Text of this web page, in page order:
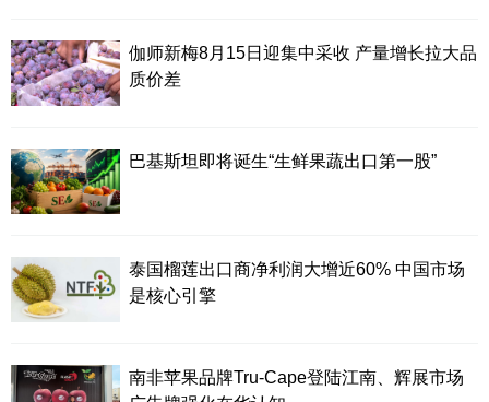
伽师新梅8月15日迎集中采收 产量增长拉大品
质价差
巴基斯坦即将诞生“生鲜果蔬出口第一股”
泰国榴莲出口商净利润大增近60% 中国市场
是核心引擎
南非苹果品牌Tru-Cape登陆江南、辉展市场